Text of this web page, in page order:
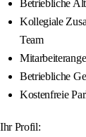
Betriebliche
Kollegiale
Team
Betriebliche
Kostenfreie
Ihr Profil: